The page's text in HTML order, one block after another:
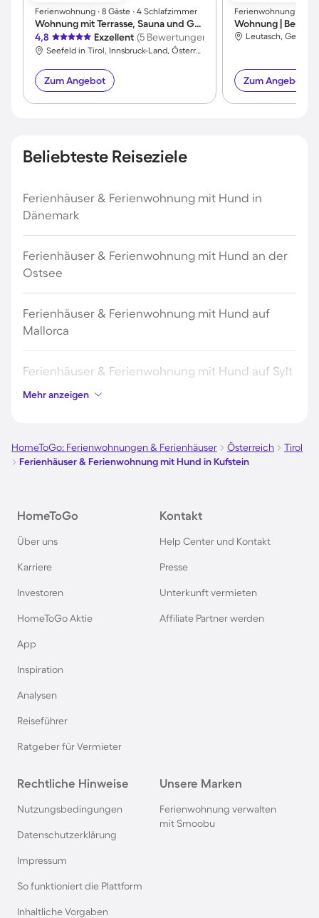
Ferienwohnung ∙ 8 Gäste ∙ 4 Schlafzimmer
Wohnung mit Terrasse, Sauna und Grill | Panoramablick
4,8
Exzellent (5 Bewertungen)
Seefeld in Tirol, Innsbruck-Land, Österreich
Zum Angebot
Ferienwohnung ∙ 4
Wohnung |
Zum Angebot
Beliebteste Reiseziele
Ferienhäuser & Ferienwohnung mit Hund in
Dänemark
Ferienhäuser & Ferienwohnung mit Hund an der
Ostsee
Ferienhäuser & Ferienwohnung mit Hund auf
Mallorca
Ferienhäuser & Ferienwohnung mit Hund auf Sylt
Ferienhäuser & Ferienwohnung mit Hund auf
Bodensee
Ferienhäuser & Ferienwohnung mit Hund am
Ferienhäuser & Ferienwohnung mit Hund an der
Nordsee
Ferienhäuser & Ferienwohnung mit Hund im
Allgäu
Fehmarn
Mehr anzeigen
HomeToGo: Ferienwohnungen & Ferienhäuser Österreich
Tirol
Ferienhäuser & Ferienwohnung mit Hund in Kufstein
HomeToGo
Über uns
Karriere
Investoren
HomeToGo Aktie
App
Inspiration
Analysen
Reiseführer
Ratgeber für Vermieter
Kontakt
Help Center und Kontakt
Presse
Unterkunft vermieten
Affiliate Partner werden
Rechtliche Hinweise
Nutzungsbedingungen
Datenschutzerklärung
Impressum
So funktioniert die Plattform
Inhaltliche Vorgaben
Unsere Marken
Ferienwohnung verwalten
mit Smoobu